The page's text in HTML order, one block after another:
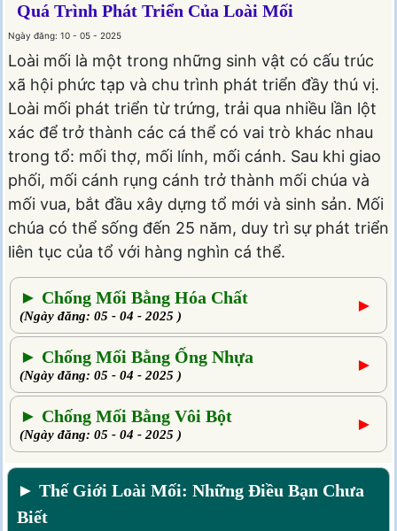
Quá Trình Phát Triển Của Loài Mối
Ngày đăng: 10 - 05 - 2025
Loài mối là một trong những sinh vật có cấu trúc
xã hội phức tạp và chu trình phát triển đầy thú vị.
Loài mối phát triển từ trứng, trải qua nhiều lần lột
xác để trở thành các cá thể có vai trò khác nhau
trong tổ: mối thợ, mối lính, mối cánh. Sau khi giao
phối, mối cánh rụng cánh trở thành mối chúa và
mối vua, bắt đầu xây dựng tổ mới và sinh sản. Mối
chúa có thể sống đến 25 năm, duy trì sự phát triển
liên tục của tổ với hàng nghìn cá thể.
► Chống Mối Bằng Hóa Chất
(Ngày đăng: 05 - 04 - 2025 )
►
► Chống Mối Bằng Ống Nhựa
(Ngày đăng: 05 - 04 - 2025 )
►
► Chống Mối Bằng Vôi Bột
(Ngày đăng: 05 - 04 - 2025 )
►
► Thế Giới Loài Mối: Những Điều Bạn Chưa
Biết